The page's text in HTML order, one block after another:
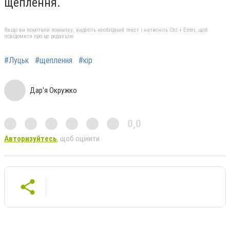
Якщо ви помітили помилку, виділіть необхідний текст і натисніть Ctrl + Enter, щоб
повідомити про це редакцію
#Луцьк #щеплення #кір
Дар'я Окружко
0,0
Авторизуйтесь, щоб оцінити